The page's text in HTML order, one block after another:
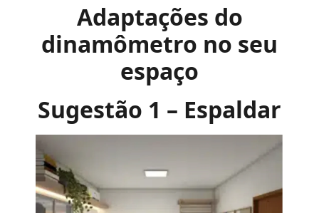
Adaptações do
dinamômetro no seu
espaço
Sugestão 1 – Espaldar